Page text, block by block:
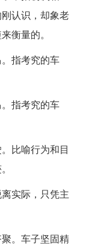
认识，却象老
衡量的。
指考究的车
指考究的车
比喻行为和目
实际，只凭主
。车子坚固精